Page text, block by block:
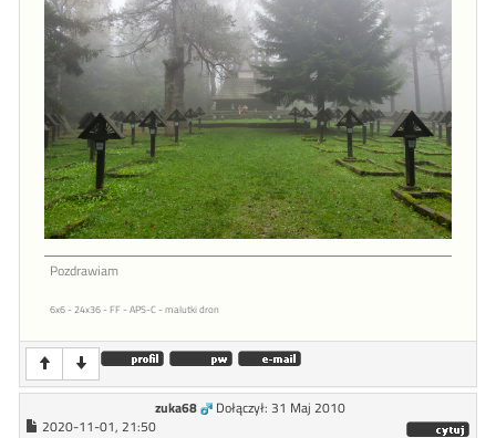
Pozdrawiam
6x6 - 24x36 - FF - APS-C - malutki dron
zuka68
Dołączył: 31 Maj 2010
2020-11-01, 21:50